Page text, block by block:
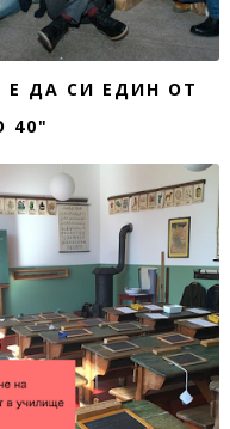
Е ДА СИ ЕДИН ОТ
40"